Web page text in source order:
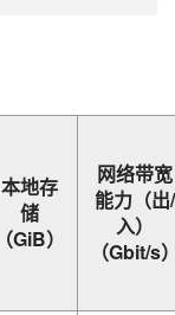
本地存
储
（GiB）
网络带宽
能力（出/
入）
（Gbit/s